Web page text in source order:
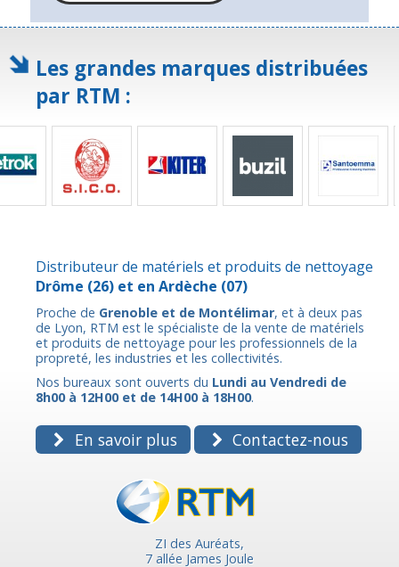
Les grandes marques distribuées
par RTM :
Distributeur de matériels et produits de nettoyage
Drôme (26) et en Ardèche (07)
Proche de Grenoble et de Montélimar, et à deux pas
de Lyon, RTM est le spécialiste de la vente de matériels
et produits de nettoyage pour les professionnels de la
propreté, les industries et les collectivités.
Nos bureaux sont ouverts du Lundi au Vendredi de
8h00 à 12H00 et de 14H00 à 18H00.
En savoir plus Contactez-nous
ZI des Auréats,
7 allée James Joule